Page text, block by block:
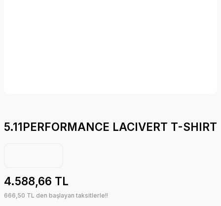
5.11PERFORMANCE LACIVERT T-SHIRT
4.588,66 TL
666,50 TL den başlayan taksitlerle!!